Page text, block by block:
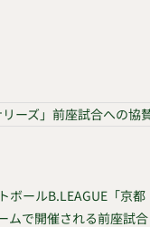
ーズ」前座試合への協
ボールB.LEAGUE「京都
ムで開催される前座試合